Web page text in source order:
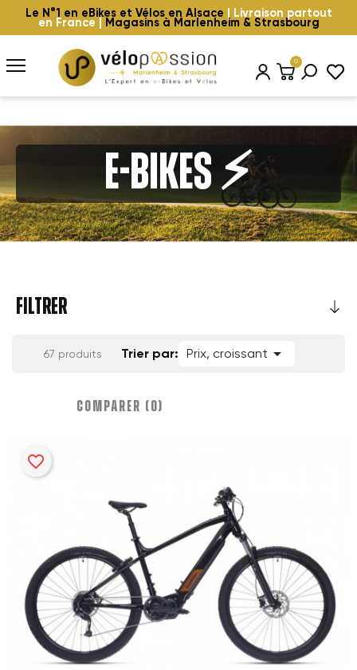
Le N°1 en eBikes et Vélos en Alsace | Livraison partout
en France | Magasins à Marlenheim & Strasbourg
0
E-BIKES ⚡️
FILTRER
67 produits Trier par: Prix, croissant 
COMPARER (0)‎
favorite_border